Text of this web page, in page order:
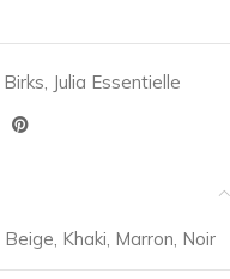
Birks, Julia Essentielle
Beige, Khaki, Marron, Noir